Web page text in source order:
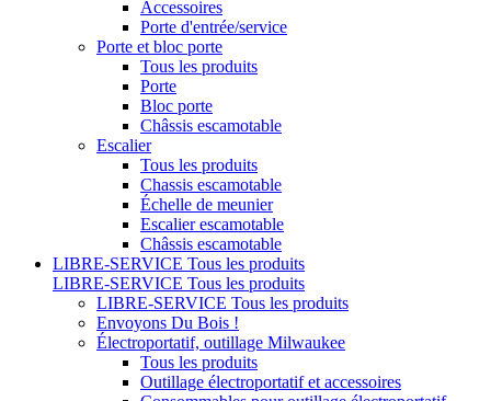
Accessoires
Porte d'entrée/service
Porte et bloc porte
Tous les produits
Porte
Bloc porte
Châssis escamotable
Escalier
Tous les produits
Chassis escamotable
Échelle de meunier
Escalier escamotable
Châssis escamotable
LIBRE-SERVICE Tous les produits
LIBRE-SERVICE Tous les produits
LIBRE-SERVICE Tous les produits
Envoyons Du Bois !
Électroportatif, outillage Milwaukee
Tous les produits
Outillage électroportatif et accessoires